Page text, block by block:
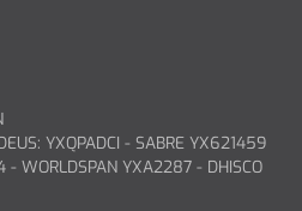
YXQPADCI - SABRE YX621459
- WORLDSPAN YXA2287 - DHISCO